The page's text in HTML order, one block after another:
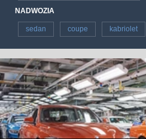
NADWOZIA
sedan coupe kabriolet